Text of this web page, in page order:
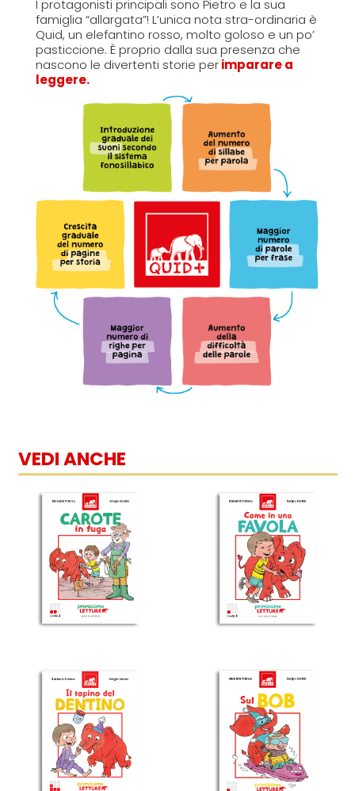
I protagonisti principali sono Pietro e la sua
famiglia “allargata”! L’unica nota stra-ordinaria è
Quid, un elefantino rosso, molto goloso e un po’
pasticcione. È proprio dalla sua presenza che
nascono le divertenti storie perimparare a
leggere.
VEDI ANCHE